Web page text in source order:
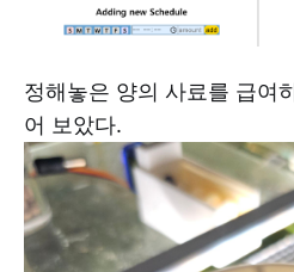
정해놓은 양의 사료를 급여
어 보았다.